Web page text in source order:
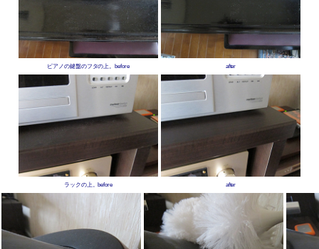
ピアノの鍵盤のフタの上。before after
ラックの上。before after